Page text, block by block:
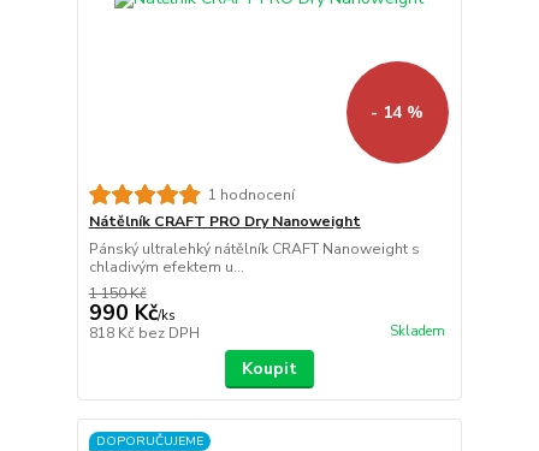
- 14 %
1 hodnocení
Nátělník CRAFT PRO Dry Nanoweight
Pánský ultralehký nátělník CRAFT Nanoweight s
chladivým efektem u...
1 150 Kč
990 Kč/ks
818 Kč bez DPH Skladem
Koupit
DOPORUČUJEME